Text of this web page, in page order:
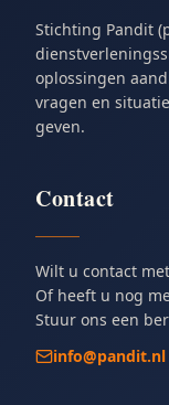
Stichting Pandit
oplossingen
vragen en
geven.
Contact
Wilt u contact
Of heeft u nog
Stuur ons een
info@pandit.nl